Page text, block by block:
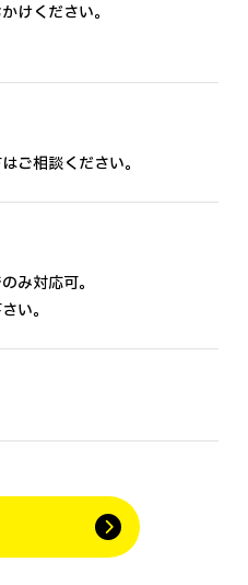
けください。
ご相談ください。
み対応可。
い。